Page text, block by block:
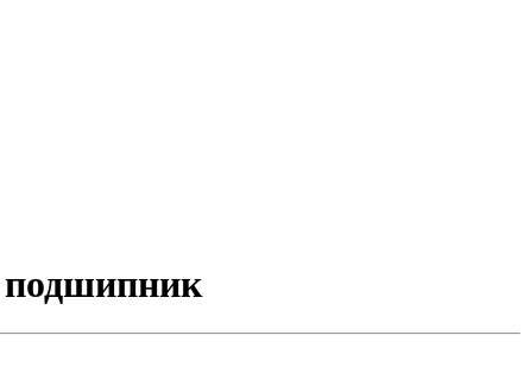
подшипник